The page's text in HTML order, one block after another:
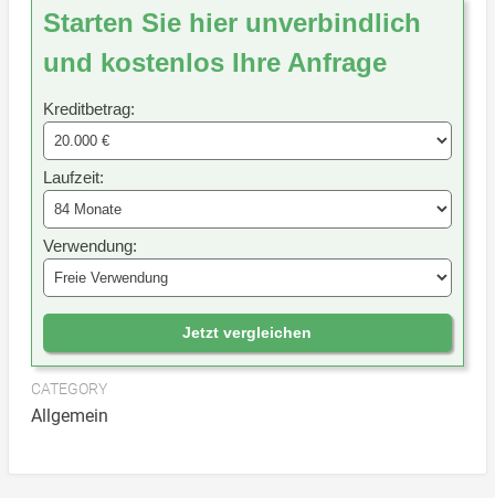
Starten Sie hier unverbindlich
und kostenlos Ihre Anfrage
Kreditbetrag:
Laufzeit:
Verwendung:
Jetzt vergleichen
CATEGORY
Allgemein